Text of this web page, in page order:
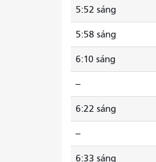
5:52 sáng
5:58 sáng
6:10 sáng
--
6:22 sáng
--
6:33 sáng